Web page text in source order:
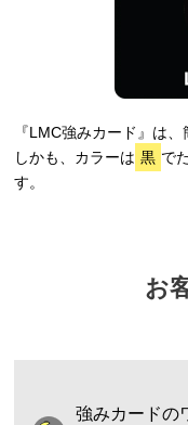
『LMC強みカード』は
しかも、カラーは 黒 で
す。
お
強みカードの